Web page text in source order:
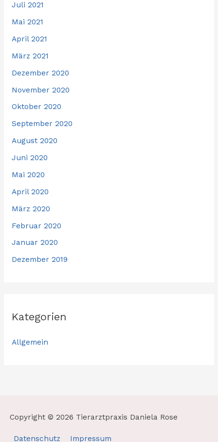
Juli 2021
Mai 2021
April 2021
März 2021
Dezember 2020
November 2020
Oktober 2020
September 2020
August 2020
Juni 2020
Mai 2020
April 2020
März 2020
Februar 2020
Januar 2020
Dezember 2019
Kategorien
Allgemein
Copyright © 2026 Tierarztpraxis Daniela Rose
Datenschutz Impressum